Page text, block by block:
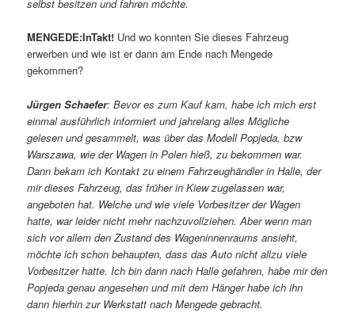
selbst besitzen und fahren möchte.
MENGEDE:InTakt! Und wo konnten Sie dieses Fahrzeug
erwerben und wie ist er dann am Ende nach Mengede
gekommen?
Jürgen Schaefer: Bevor es zum Kauf kam, habe ich mich erst
einmal ausführlich informiert und jahrelang alles Mögliche
gelesen und gesammelt, was über das Modell Popjeda, bzw
Warszawa, wie der Wagen in Polen hieß, zu bekommen war.
Dann bekam ich Kontakt zu einem Fahrzeughändler in Halle, der
mir dieses Fahrzeug, das früher in Kiew zugelassen war,
angeboten hat. Welche und wie viele Vorbesitzer der Wagen
hatte, war leider nicht mehr nachzuvollziehen. Aber wenn man
sich vor allem den Zustand des Wageninnenraums ansieht,
möchte ich schon behaupten, dass das Auto nicht allzu viele
Vorbesitzer hatte. Ich bin dann nach Halle gefahren, habe mir den
Popjeda genau angesehen und mit dem Hänger habe ich ihn
dann hierhin zur Werkstatt nach Mengede gebracht.